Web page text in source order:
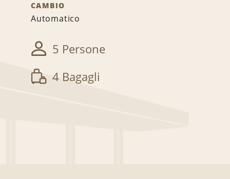
CAMBIO
Automatico
5 Persone
4 Bagagli